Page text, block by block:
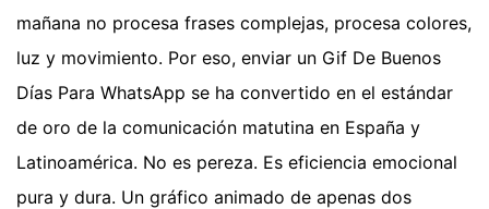
mañana no procesa frases complejas, procesa colores,
luz y movimiento. Por eso, enviar un Gif De Buenos
Días Para WhatsApp se ha convertido en el estándar
de oro de la comunicación matutina en España y
Latinoamérica. No es pereza. Es eficiencia emocional
pura y dura. Un gráfico animado de apenas dos